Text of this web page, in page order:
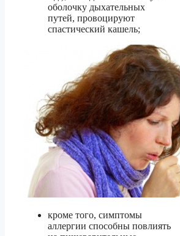
оболочку дыхательных
путей, провоцируют
спастический кашель;
кроме того, симптомы
аллергии способны повлиять